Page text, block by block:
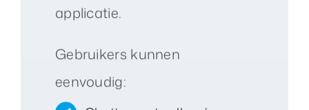
applicatie.
Gebruikers kunnen
eenvoudig: